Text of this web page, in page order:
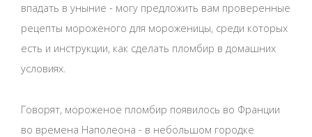
впадать в уныние - могу предложить вам проверенные
рецепты мороженого для мороженицы, среди которых
есть и инструкции, как сделать пломбир в домашних
условиях.
Говорят, мороженое пломбир появилось во Франции
во времена Наполеона - в небольшом городке